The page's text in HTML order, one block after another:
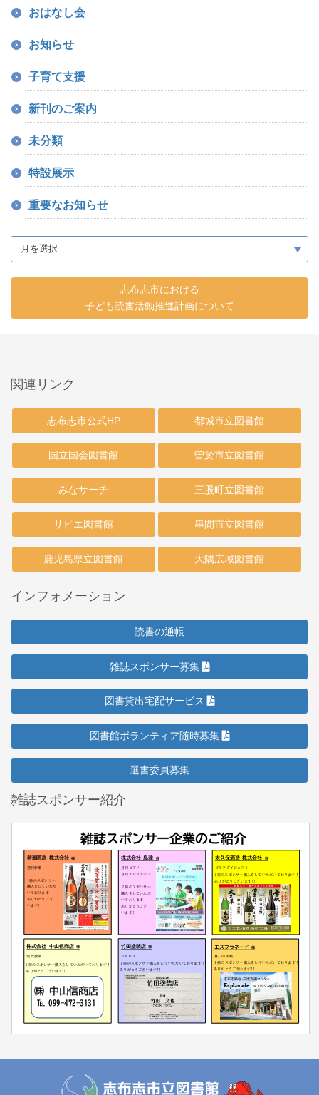
おはなし会
お知らせ
子育て支援
新刊のご案内
未分類
特設展示
重要なお知らせ
志布志市における
子ども読書活動推進計画について
関連リンク
志布志市公式HP
国立国会図書館
みなサーチ
サピエ図書館
鹿児島県立図書館
都城市立図書館
曽於市立図書館
三股町立図書館
串間市立図書館
大隅広域図書館
インフォメーション
読書の通帳
雑誌スポンサー募集
図書貸出宅配サービス
図書館ボランティア随時募集
選書委員募集
雑誌スポンサー紹介